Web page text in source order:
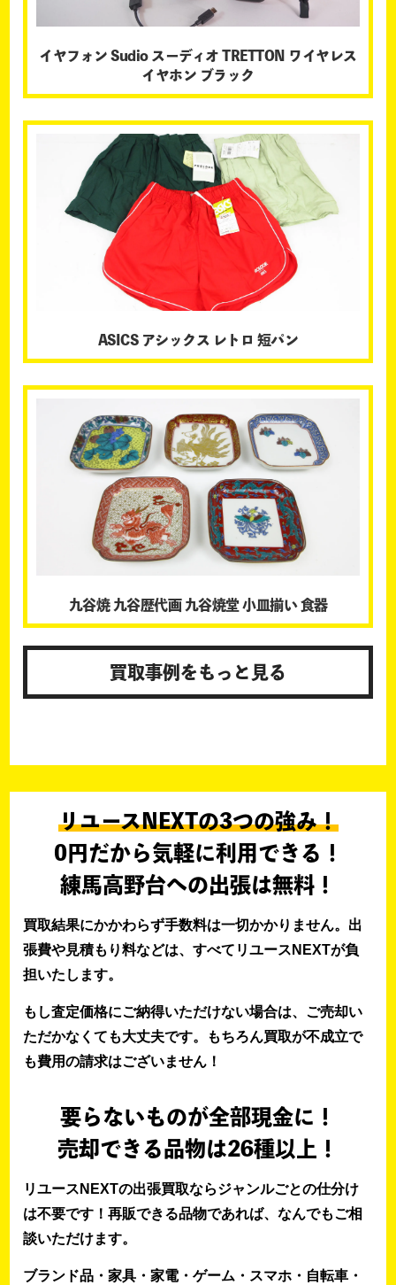
イヤフォン Sudio スーディオ TRETTON ワイヤレス
イヤホン ブラック
ASICS アシックス レトロ 短パン
九谷焼 九谷歴代画 九谷焼堂 小皿揃い 食器
買取事例をもっと見る
リユースNEXTの3つの強み！
0円だから気軽に利用できる！
練馬高野台への出張は無料！
買取結果にかかわらず手数料は一切かかりません。出
張費や見積もり料などは、すべてリユースNEXTが負
担いたします。
もし査定価格にご納得いただけない場合は、ご売却い
ただかなくても大丈夫です。もちろん買取が不成立で
も費用の請求はございません！
要らないものが全部現金に！
売却できる品物は26種以上！
リユースNEXTの出張買取ならジャンルごとの仕分け
は不要です！再販できる品物であれば、なんでもご相
談いただけます。
ブランド品・家具・家電・ゲーム・スマホ・自転車・